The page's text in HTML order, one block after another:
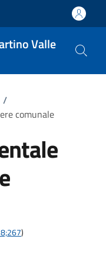
Valle
/
comunale
)